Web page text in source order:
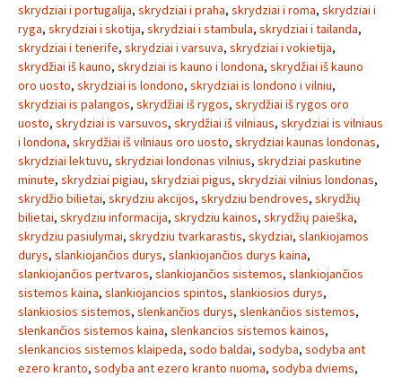
skrydziai i portugalija, skrydziai i praha, skrydziai i roma, skrydziai i
ryga, skrydziai i skotija, skrydziai i stambula, skrydziai i tailanda,
skrydziai i tenerife, skrydziai i varsuva, skrydziai i vokietija,
skrydžiai iš kauno, skrydziai is kauno i londona, skrydžiai iš kauno
oro uosto, skrydziai is londono, skrydziai is londono i vilniu,
skrydziai is palangos, skrydžiai iš rygos, skrydžiai iš rygos oro
uosto, skrydziai is varsuvos, skrydžiai iš vilniaus, skrydziai is vilniaus
i londona, skrydžiai iš vilniaus oro uosto, skrydziai kaunas londonas,
skrydziai lektuvu, skrydziai londonas vilnius, skrydziai paskutine
minute, skrydziai pigiau, skrydziai pigus, skrydziai vilnius londonas,
skrydžio bilietai, skrydziu akcijos, skrydziu bendroves, skrydžių
bilietai, skrydziu informacija, skrydziu kainos, skrydžių paieška,
skrydziu pasiulymai, skrydziu tvarkarastis, skydziai, slankiojamos
durys, slankiojančios durys, slankiojančios durys kaina,
slankiojančios pertvaros, slankiojančios sistemos, slankiojančios
sistemos kaina, slankiojancios spintos, slankiosios durys,
slankiosios sistemos, slenkančios durys, slenkančios sistemos,
slenkančios sistemos kaina, slenkancios sistemos kainos,
slenkancios sistemos klaipeda, sodo baldai, sodyba, sodyba ant
ezero kranto, sodyba ant ezero kranto nuoma, sodyba dviems,